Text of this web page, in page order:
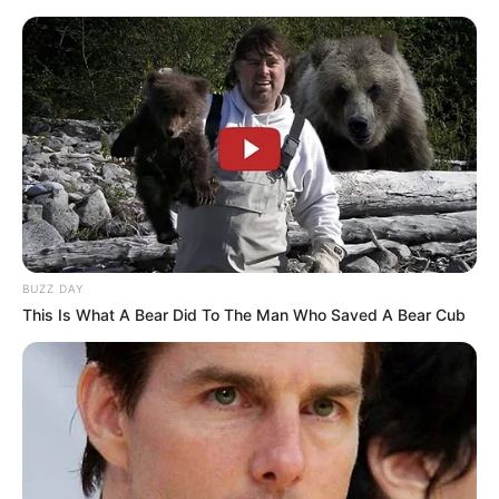
pada bulan April 2021.
Pernah ditegar pembalap Sean Gelael karena salah satu twitnya
yang berbunyi,“Gilee keren banget! Ada gak sih pembalap
Indonesia yang balapan di balapan Internasional??.”Twit ini
ditulis saat mengomentari artikel tentang Mario Suryo Aji,
pebalap Indonesia yang berlaga di ajang Moto3 2022.
Lulus kuliah pada 26 Maret 2022 dengan gelar Sarjana Teknik
atau Bachelor of Engineering.
Ia memiliki bisnis minuman bernama Menantea serta bimbingan
belajar bernama Mantappu Academy.
Bisnis Menantea dilakuakan berdua bersama dengan kakaknya
yaitu Jehian Panangian Sijabat di tahun 2021.
Di tahun 2022, ia pernah menurunkan berat badan sebanyak 9
kg, dari berat 91 kg ke 82 kg.
Ia memiliki program intensif SNBT bernama Ambis by
BUZZ DAY
This Is What A Bear Did To The Man Who Saved A Bear Cub